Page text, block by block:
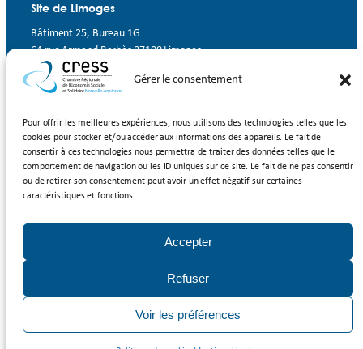
Gérer le consentement
Pour offrir les meilleures expériences, nous utilisons des technologies telles que les
cookies pour stocker et/ou accéder aux informations des appareils. Le fait de
consentir à ces technologies nous permettra de traiter des données telles que le
comportement de navigation ou les ID uniques sur ce site. Le fait de ne pas consentir
ou de retirer son consentement peut avoir un effet négatif sur certaines
caractéristiques et fonctions.
Accepter
Refuser
Voir les préférences
Site de Limoges
Bâtiment 25, Bureau 1G
64 rue Armand Barbès 87100 Limoges
Contact
LinkedIn Facebook YouTube
Inscrivez-vous à notre newsletter
Adhérer à la CRESS Nouvelle-Aquitaine
2025